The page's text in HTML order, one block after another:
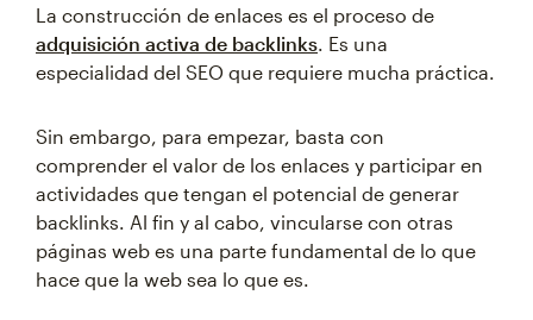
La construcción de enlaces es el proceso de
adquisición activa de backlinks. Es una
especialidad del SEO que requiere mucha práctica.
Sin embargo, para empezar, basta con
comprender el valor de los enlaces y participar en
actividades que tengan el potencial de generar
backlinks. Al fin y al cabo, vincularse con otras
páginas web es una parte fundamental de lo que
hace que la web sea lo que es.